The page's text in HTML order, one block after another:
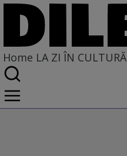
Home LA ZI ÎN CULTURĂ